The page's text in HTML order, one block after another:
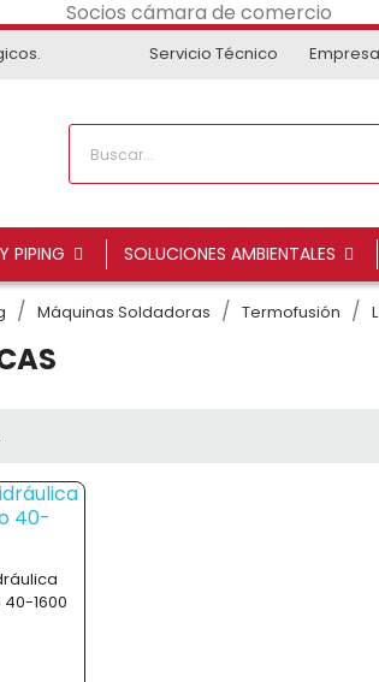
Servicio Técnico Empresa
PIPING SOLUCIONES AMBIENTALES
Máquinas Soldadoras Termofusión
1600